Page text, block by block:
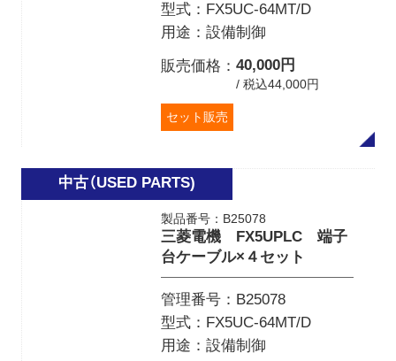
型式
FX5UC-64MT/D
用途
設備制御
販売価格
40,000円
/ 税込44,000円
セット販売
製品番号：B25078
三菱電機 FX5UPLC 端子
台ケーブル×４セット
管理番号
B25078
型式
FX5UC-64MT/D
用途
設備制御